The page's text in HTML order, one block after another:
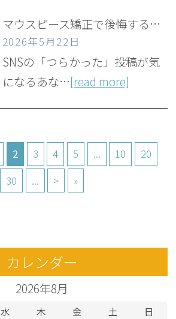
マウスピース矯正で後悔する人の共通点7つ｜始める前のセルフチェック
2026年5月22日
SNSの「つらかった」投稿が気
になるあな…[read more]
2 3 4 5 ... 10
20
30
... > »
カレンダー
2026年8月
水 木 金 土 日